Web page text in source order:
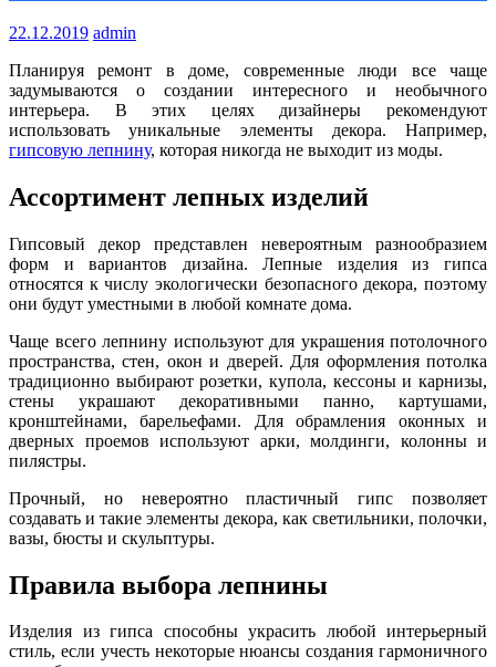
22.12.2019 admin
Планируя ремонт в доме, современные люди все чаще
задумываются о создании интересного и необычного
интерьера. В этих целях дизайнеры рекомендуют
использовать уникальные элементы декора. Например,
гипсовую лепнину, которая никогда не выходит из моды.
Ассортимент лепных изделий
Гипсовый декор представлен невероятным разнообразием
форм и вариантов дизайна. Лепные изделия из гипса
относятся к числу экологически безопасного декора, поэтому
они будут уместными в любой комнате дома.
Чаще всего лепнину используют для украшения потолочного
пространства, стен, окон и дверей. Для оформления потолка
традиционно выбирают розетки, купола, кессоны и карнизы,
стены украшают декоративными панно, картушами,
кронштейнами, барельефами. Для обрамления оконных и
дверных проемов используют арки, молдинги, колонны и
пилястры.
Прочный, но невероятно пластичный гипс позволяет
создавать и такие элементы декора, как светильники, полочки,
вазы, бюсты и скульптуры.
Правила выбора лепнины
Изделия из гипса способны украсить любой интерьерный
стиль, если учесть некоторые нюансы создания гармоничного